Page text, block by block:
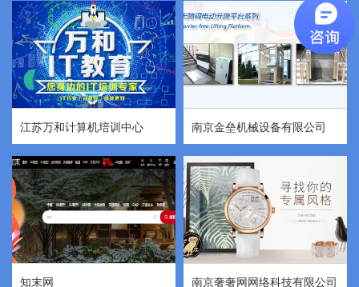
江苏万和计算机培训中心 南京金垒机械设备有限公司
知末网 南京奢奢网网络科技有限公司